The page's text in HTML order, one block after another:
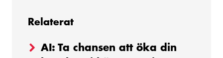
Relaterat
AI: Ta chansen att öka din